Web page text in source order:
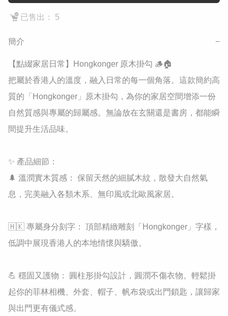
已售出： 5
簡介 −
【點綴家居日常】Hongkonger 原木掛勾 🪵🏠
把屬於香港人的溫度，融入日常的每一個角落。這款簡約高
質的「Hongkonger」原木掛勾，為你的家居空間增添一份
自然質感與專屬的歸屬感。無論放在玄關還是書房，都能瞬
間提升生活品味。
✨ 產品細節：
🌲 溫潤實木質感： 保留天然的細膩木紋，散發大自然氣
息，完美融入各類木系、無印風或北歐風家居。
🇭🇰 專屬身分刻字： 頂部精緻雕刻「Hongkonger」字樣，
低調中展現香港人的本地情懷與驕傲。
💪 穩固又護物： 圓柱形掛勾設計，圓潤不傷衣物。輕鬆掛
起你的菲林相機、外套、帽子、帆布袋或出門鎖匙，讓歸家
與出門更有儀式感。